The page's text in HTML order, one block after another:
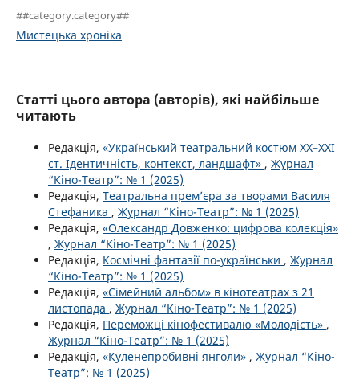
##category.category##
Мистецька хроніка
Статті цього автора (авторів), які найбільше
читають
Редакція, «Український театральний костюм XX–XXI
ст. Ідентичність, контекст, ландшафт» , Журнал
“Кіно-Театр”: № 1 (2025)
Редакція, Театральна прем’єра за творами Василя
Стефаника , Журнал “Кіно-Театр”: № 1 (2025)
Редакція, «Олександр Довженко: цифрова колекція»
, Журнал “Кіно-Театр”: № 1 (2025)
Редакція, Космічні фантазії по-українськи , Журнал
“Кіно-Театр”: № 1 (2025)
Редакція, «Сімейний альбом» в кінотеатрах з 21
листопада , Журнал “Кіно-Театр”: № 1 (2025)
Редакція, Переможці кінофестивалю «Молодість» ,
Журнал “Кіно-Театр”: № 1 (2025)
Редакція, «Куленепробивні янголи» , Журнал “Кіно-
Театр”: № 1 (2025)